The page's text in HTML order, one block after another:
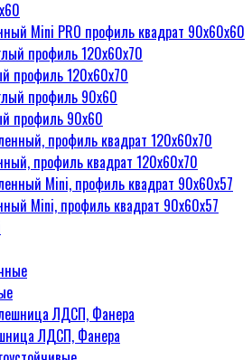
Mini PRO профиль квадрат 90х60х60
профиль 120х60х70
профиль 90х60
профиль квадрат 120х60х70
Mini, профиль квадрат 90х60х57
ЛДСП, Фанера